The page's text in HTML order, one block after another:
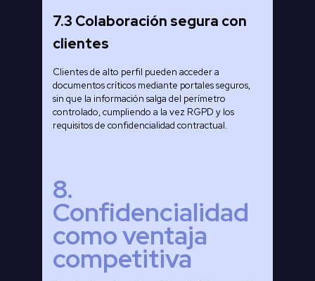
7.3 Colaboración segura con
clientes
Clientes de alto perfil pueden acceder a
documentos críticos mediante portales seguros,
sin que la información salga del perímetro
controlado, cumpliendo a la vez RGPD y los
requisitos de confidencialidad contractual.
8.
Confidencialidad
como ventaja
competitiva